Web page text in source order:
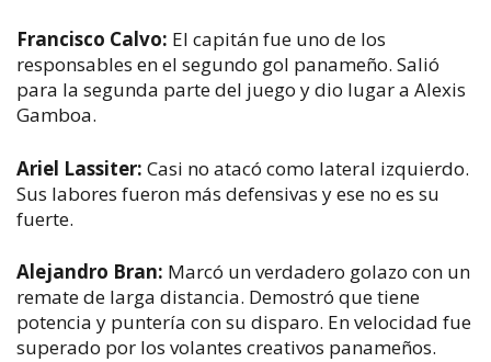
Francisco Calvo: El capitán fue uno de los
responsables en el segundo gol panameño. Salió
para la segunda parte del juego y dio lugar a Alexis
Gamboa.
Ariel Lassiter: Casi no atacó como lateral izquierdo.
Sus labores fueron más defensivas y ese no es su
fuerte.
Alejandro Bran: Marcó un verdadero golazo con un
remate de larga distancia. Demostró que tiene
potencia y puntería con su disparo. En velocidad fue
superado por los volantes creativos panameños.